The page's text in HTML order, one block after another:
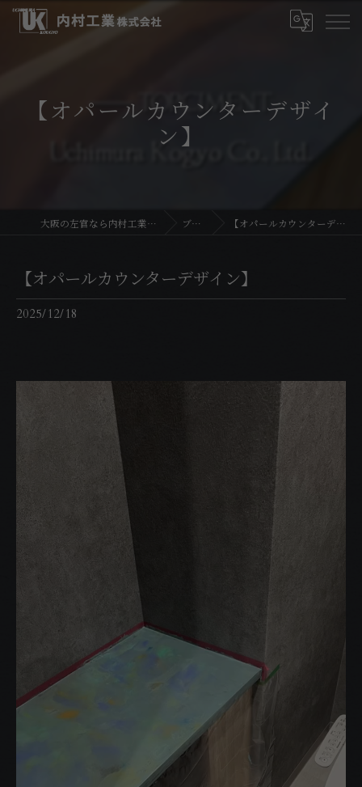
【オパールカウンターデザイ
ン】
大阪の左官なら内村工業株式会社 ブログ 【オパールカウンターデザイン】
【オパールカウンターデザイン】
2025/12/18